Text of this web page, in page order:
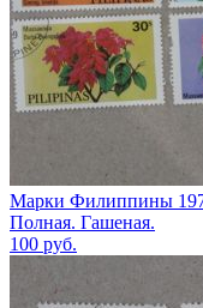
Марки Филиппины
Полная. Гашеная.
100 руб.